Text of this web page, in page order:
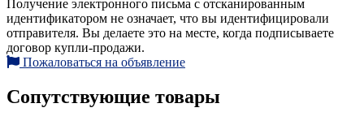
Получение электронного письма с отсканированным
идентификатором не означает, что вы идентифицировали
отправителя. Вы делаете это на месте, когда подписываете
договор купли-продажи.
Пожаловаться на объявление
Сопутствующие товары